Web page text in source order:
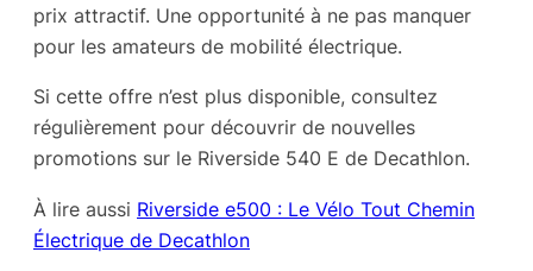
prix attractif. Une opportunité à ne pas manquer
pour les amateurs de mobilité électrique.
Si cette offre n’est plus disponible, consultez
régulièrement pour découvrir de nouvelles
promotions sur le Riverside 540 E de Decathlon.
À lire aussi Riverside e500 : Le Vélo Tout Chemin
Électrique de Decathlon